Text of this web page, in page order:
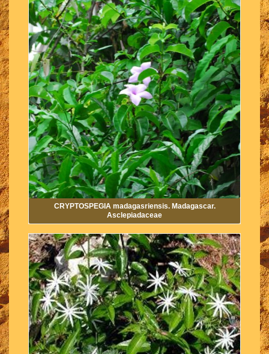
CRYPTOSPEGIA madagasriensis. Madagascar.
Asclepiadaceae